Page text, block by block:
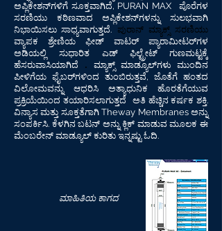
ಅಪ್ಲಿಕೇಶನ್‌ಗಳಿಗೆ ಸೂಕ್ತವಾಗಿದೆ, PURAN MAX
ಪೊರೆಗಳ
ಸರಣಿಯು ಕಠಿಣವಾದ ಅಪ್ಲಿಕೇಶನ್‌ಗಳನ್ನು ಸುಲಭವಾಗಿ
ನಿಭಾಯಿಸಲು ಸಾಧ್ಯವಾಗುತ್ತದೆ. ಪುರಾನ್ ಮ್ಯಾಕ್ಸ್ ಸರಣಿಯು
ವ್ಯಾಪಕ ಶ್ರೇಣಿಯ ಫೀಡ್ ವಾಟರ್ ಪ್ಯಾರಾಮೀಟರ್‌ಗಳ
ಅಡಿಯಲ್ಲಿ
ಸುಧಾರಿತ ಎಡ್ ಫಿಲ್ಟ್ರೇಟ್ ಗುಣಮಟ್ಟಕ್ಕೆ
ಹೆಸರುವಾಸಿಯಾಗಿದೆ . ಮ್ಯಾಕ್ಸ್ ಮಾಡ್ಯೂಲ್‌ಗಳು ಮುಂದಿನ
ಪೀಳಿಗೆಯ ಫೈಬರ್‌ಗಳಿಂದ ತುಂಬಿರುತ್ತವೆ, ಜೊತೆಗೆ ಹಂತದ
ವಿಲೋಮವನ್ನು ಆಧರಿಸಿ ಅತ್ಯಾಧುನಿಕ ಹೊರತೆಗೆಯುವ
ಪ್ರಕ್ರಿಯೆಯಿಂದ ತಯಾರಿಸಲಾಗುತ್ತದೆ
ಅತಿ ಹೆಚ್ಚಿನ ಕರ್ಷಕ ಶಕ್ತಿ.
ವಿನ್ಯಾಸ ಮತ್ತು ಸೂಕ್ತತೆಗಾಗಿ Theway Membranes ಅನ್ನು
ಸಂಪರ್ಕಿಸಿ. ಕೆಳಗಿನ ಬಟನ್ ಅನ್ನು ಕ್ಲಿಕ್ ಮಾಡುವ ಮೂಲಕ ಈ
ಮೆಂಬರೇನ್ ಮಾಡ್ಯೂಲ್ ಕುರಿತು ಇನ್ನಷ್ಟು ಓದಿ.
ಮಾಹಿತಿಯ ಕಾಗದ